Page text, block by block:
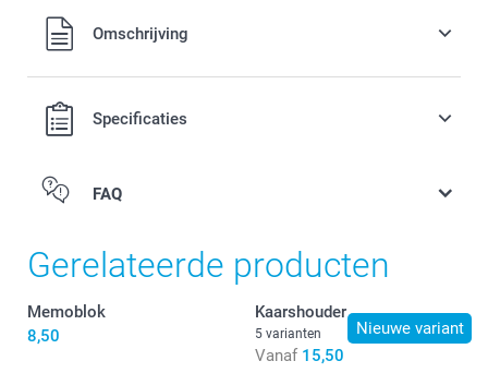
Alle prijzen zijn inclusief BTW
Omschrijving
Specificaties
FAQ
Gerelateerde producten
Memoblok
8,50
Nieuwe variant
Kaarshouder
5 varianten
Vanaf 15,50